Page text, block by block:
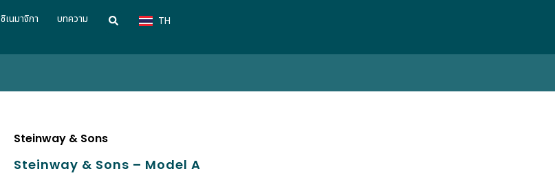
ซิเนมาจิกา บทความ TH
CN
Steinway & Sons
Steinway & Sons – Model A